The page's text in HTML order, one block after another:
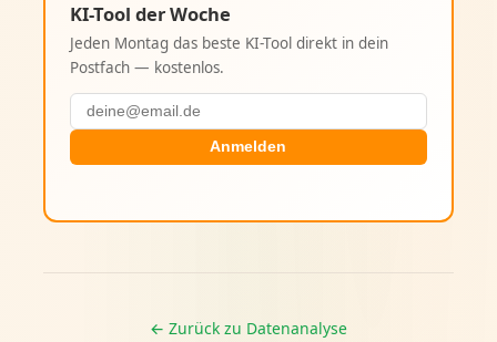
KI-Tool der Woche
Jeden Montag das beste KI-Tool direkt in dein
Postfach — kostenlos.
Anmelden
← Zurück zu Datenanalyse